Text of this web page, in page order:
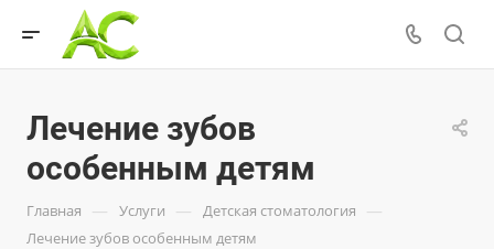
Лечение зубов
особенным детям
Главная — Услуги — Детская стоматология —
Лечение зубов особенным детям